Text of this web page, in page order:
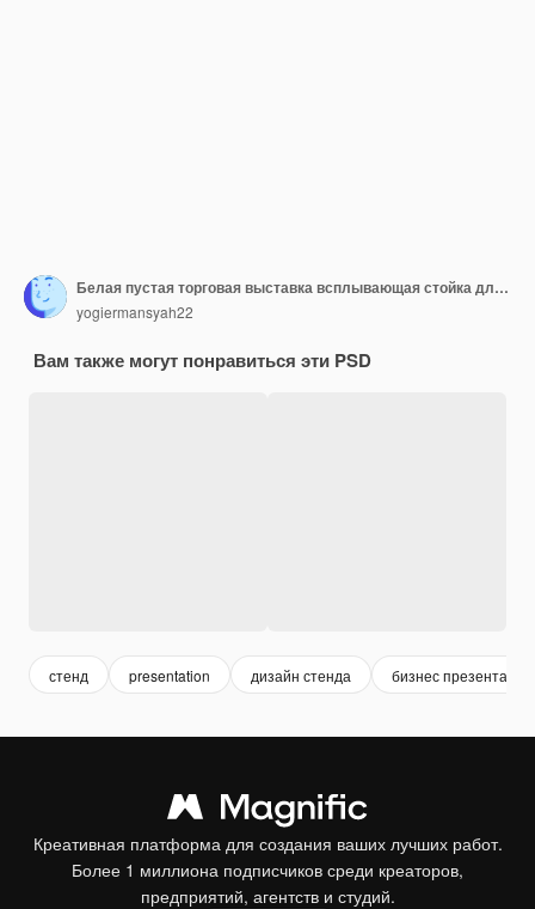
Белая пустая торговая выставка всплывающая стойка для презентации с рекламным встречным столом
yogiermansyah22
Вам также могут понравиться эти PSD
стенд presentation дизайн стенда бизнес презентация
Креативная платформа для создания ваших лучших работ.
Более 1 миллиона подписчиков среди креаторов,
предприятий, агентств и студий.